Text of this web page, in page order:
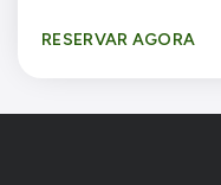
RESERVAR AGORA